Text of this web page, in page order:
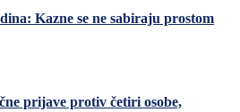
Kazne se ne sabiraju prostom
prijave protiv četiri osobe,